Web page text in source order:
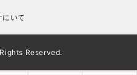
いて
Reserved.